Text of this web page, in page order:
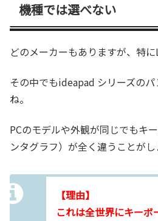
機種では選べない
どのメーカーもありますが、特に
その中でもideapad シリーズの
ね。
PCのモデルや外観が同じでもキ
ンタグラフ）が全く違うことがし
【理由】
これは全世界にキー